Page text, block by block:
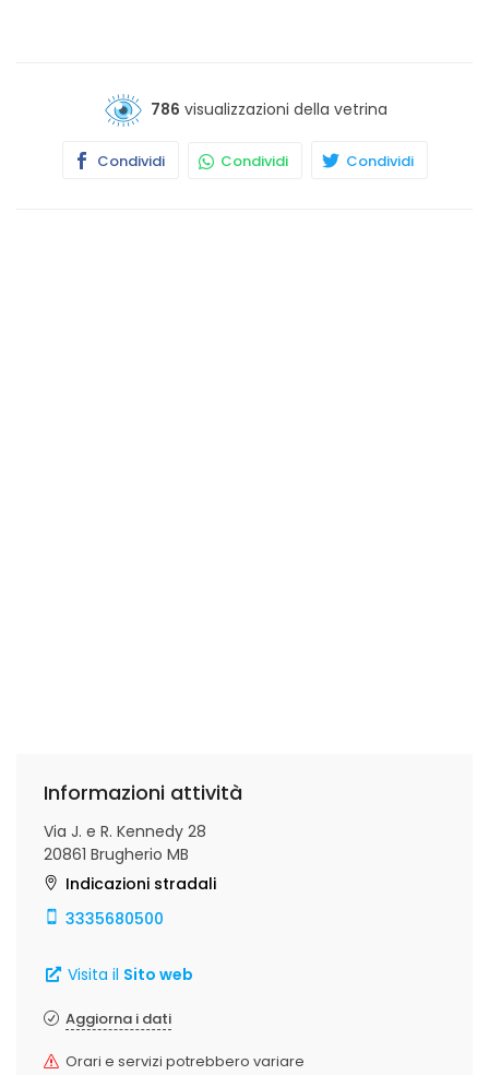
786 visualizzazioni della vetrina
Condividi Condividi Condividi
Informazioni attività
Via J. e R. Kennedy 28
20861 Brugherio MB
Indicazioni stradali
3335680500
Visita il Sito web
Aggiorna i dati
Orari e servizi potrebbero variare